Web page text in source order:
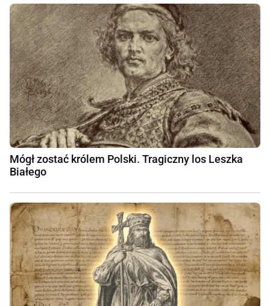
Mógł zostać królem Polski. Tragiczny los Leszka
Białego